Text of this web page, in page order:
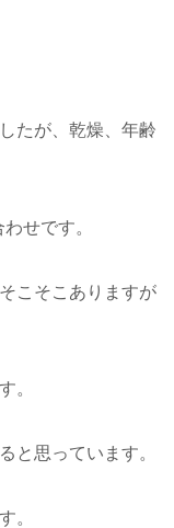
たが、乾燥、年齢
せです。
こそこありますが
。
と思っています。
。